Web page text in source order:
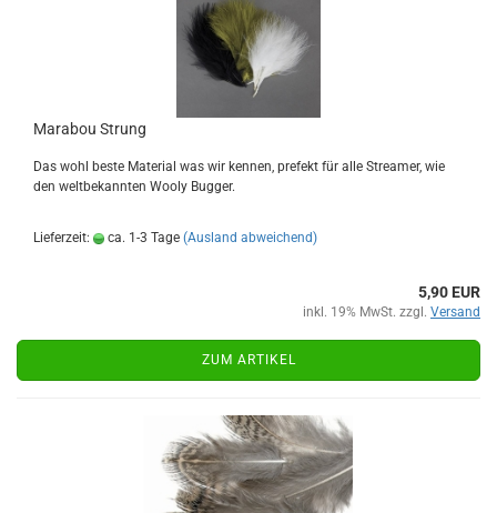
Marabou Strung
Das wohl beste Material was wir kennen, prefekt für alle Streamer, wie
den weltbekannten Wooly Bugger.
Lieferzeit: ca. 1-3 Tage (Ausland abweichend)
5,90 EUR
inkl. 19% MwSt. zzgl. Versand
ZUM ARTIKEL